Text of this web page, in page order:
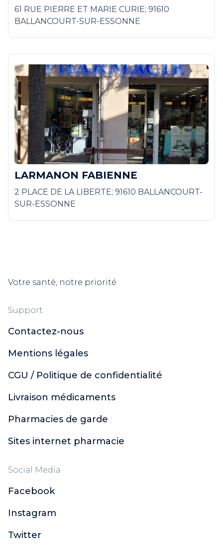
61 RUE PIERRE ET MARIE CURIE; 91610
BALLANCOURT-SUR-ESSONNE
LARMANON FABIENNE
2 PLACE DE LA LIBERTE; 91610 BALLANCOURT-
SUR-ESSONNE
Votre santé, notre priorité
Support
Contactez-nous
Mentions légales
CGU / Politique de confidentialité
Livraison médicaments
Pharmacies de garde
Sites internet pharmacie
Social Media
Facebook
Instagram
Twitter